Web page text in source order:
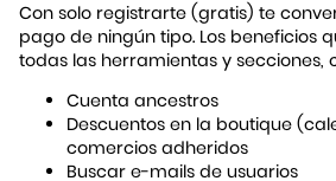
Con solo registrarte (gratis) te
pago de ningún tipo. Los beneficios
todas las herramientas y secciones,
Cuenta ancestros
Descuentos en la boutique
comercios adheridos
Buscar e-mails de usuarios